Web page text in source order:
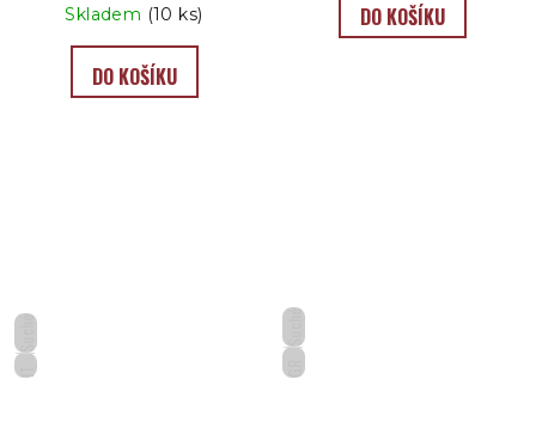
Skladem (10 ks)
DO KOŠÍKU
DO KOŠÍKU
IT
Suché
GR
Suché